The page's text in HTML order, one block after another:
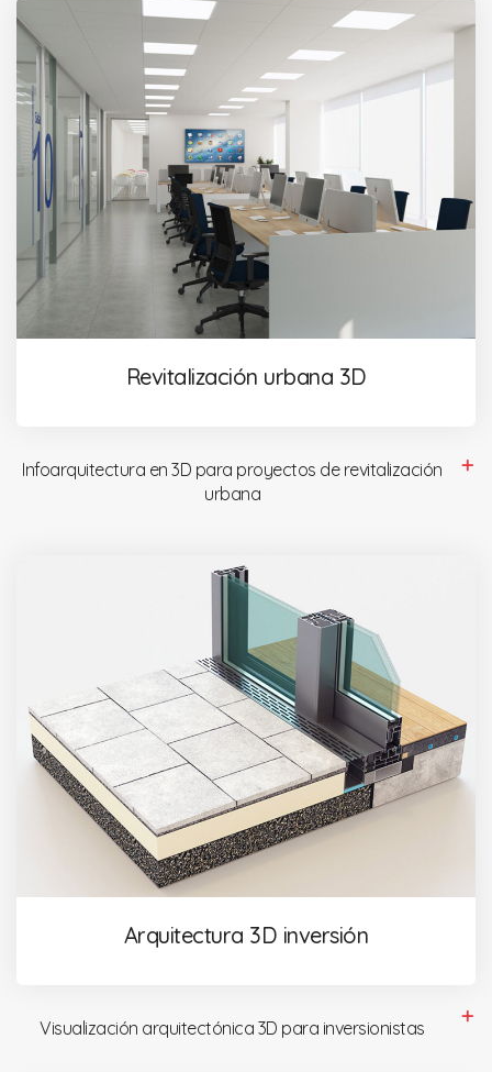
Revitalización urbana 3D
Infoarquitectura en 3D para proyectos de revitalización
urbana
Arquitectura 3D inversión
Visualización arquitectónica 3D para inversionistas